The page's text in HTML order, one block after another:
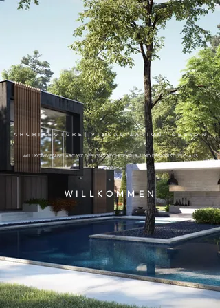
A R C H I T E C T U R E │ V I S U A L I Z A T I O N │ D E S I G N
WILLKOMMEN BEI ARC VIZ DESIGN - ARCHITEKTUR- UND DESIGNSTUDIO AUS
HAMBURG
W I L L K O M M E N